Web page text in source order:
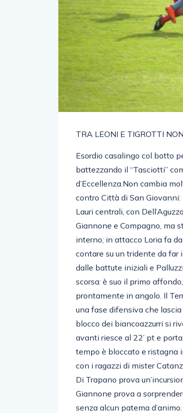
TRA LEONI E TIGROTTI
Esordio casalingo col botto
battezzando il “Tasciotti”
d’Eccellenza.Non cambia
contro Città di San
Lauri centrali, con
Giannone e Compagno, ma
interno; in attacco Loria fa
contare su un tridente da far
dalle battute iniziali e
scorsa: è suo il primo
prontamente in angolo. Il
una fase difensiva che
blocco dei biancoazzurri si
avanti riesce al 22’ pt e
tempo è bloccato e ristagna
con i ragazzi di mister
Di Trapano prova
Giannone prova a
senza alcun patema